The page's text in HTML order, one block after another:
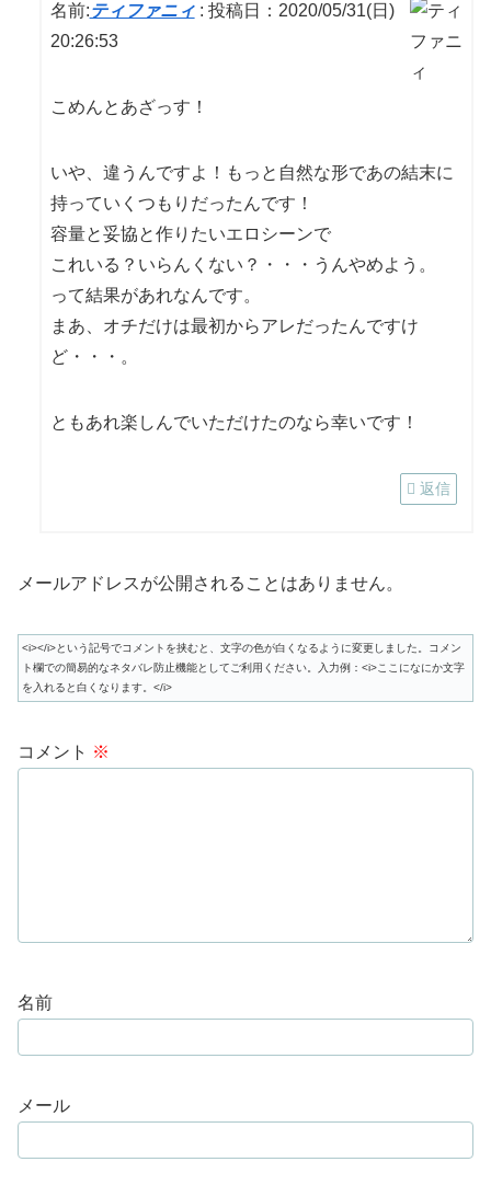
名前:ティファニィ: 投稿日：2020/05/31(日)
20:26:53
こめんとあざっす！
いや、違うんですよ！もっと自然な形であの結末に
持っていくつもりだったんです！
容量と妥協と作りたいエロシーンで
これいる？いらんくない？・・・うんやめよう。
って結果があれなんです。
まあ、オチだけは最初からアレだったんですけ
ど・・・。
ともあれ楽しんでいただけたのなら幸いです！
返信
メールアドレスが公開されることはありません。
<i></i>という記号でコメントを挟むと、文字の色が白くなるように変更しました。コメン
ト欄での簡易的なネタバレ防止機能としてご利用ください。入力例：<i>ここになにか文字
を入れると白くなります。</i>
コメント ※
名前
メール